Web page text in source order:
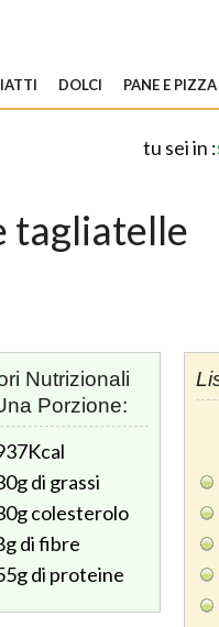
DOLCI PANE E PIZZA
tu sei in :
tagliatelle
Nutrizionali
Porzione:
di grassi
colesterolo
di fibre
di proteine